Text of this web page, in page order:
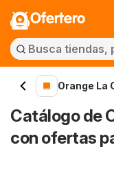
Ofertero
Orange La
Catálogo de
con ofertas